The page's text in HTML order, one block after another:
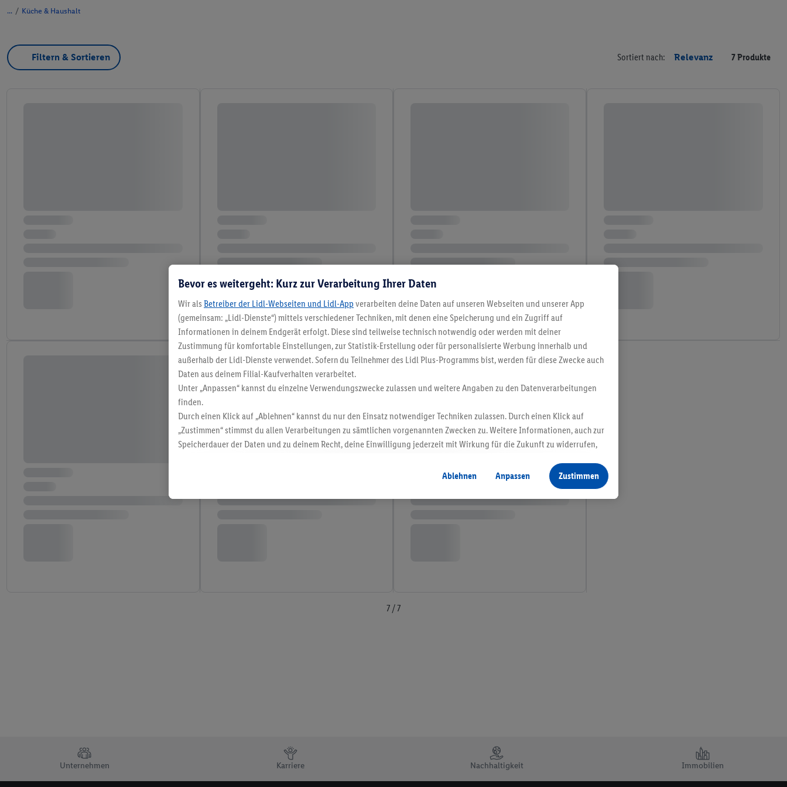
/ Küche & Haushalt
Filtern & Sortieren Sortiert nach: Relevanz 7 Produkte
7 / 7
Unternehmen Karriere Nachhaltigkeit Immobilien
Bevor es weitergeht: Kurz zur Verarbeitung Ihrer Daten
Wir als Betreiber der Lidl-Webseiten und Lidl-App verarbeiten deine Daten auf unseren Webseiten und unserer App
(gemeinsam: „Lidl-Dienste“) mittels verschiedener Techniken, mit denen eine Speicherung und ein Zugriff auf
Informationen in deinem Endgerät erfolgt. Diese sind teilweise technisch notwendig oder werden mit deiner
Zustimmung für komfortable Einstellungen, zur Statistik-Erstellung oder für personalisierte Werbung innerhalb und
außerhalb der Lidl-Dienste verwendet. Sofern du Teilnehmer des Lidl Plus-Programms bist, werden für diese Zwecke auch
Daten aus deinem Filial-Kaufverhalten verarbeitet.
Unter „Anpassen“ kannst du einzelne Verwendungszwecke zulassen und weitere Angaben zu den Datenverarbeitungen
finden.
Durch einen Klick auf „Ablehnen“ kannst du nur den Einsatz notwendiger Techniken zulassen. Durch einen Klick auf
„Zustimmen“ stimmst du allen Verarbeitungen zu sämtlichen vorgenannten Zwecken zu. Weitere Informationen, auch zur
Speicherdauer der Daten und zu deinem Recht, deine Einwilligung jederzeit mit Wirkung für die Zukunft zu widerrufen,
Ablehnen
Anpassen Zustimmen